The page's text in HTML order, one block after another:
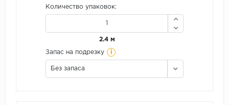
Количество упаковок:
2.4 м
Запас на подрезку i
Без запаса